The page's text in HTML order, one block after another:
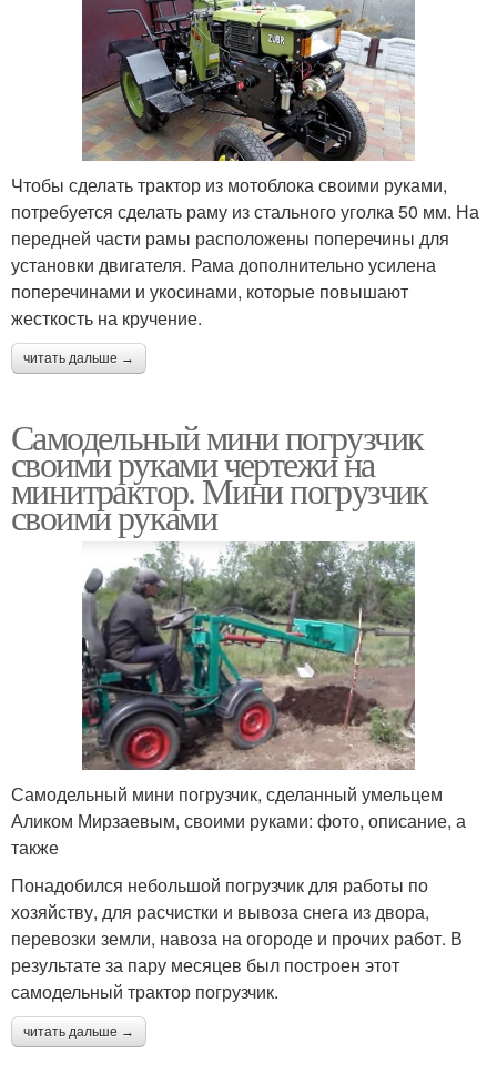
Чтобы сделать трактор из мотоблока своими руками,
потребуется сделать раму из стального уголка 50 мм. На
передней части рамы расположены поперечины для
установки двигателя. Рама дополнительно усилена
поперечинами и укосинами, которые повышают
жесткость на кручение.
читать дальше →
Самодельный мини погрузчик
своими руками чертежи на
минитрактор. Мини погрузчик
своими руками
Самодельный мини погрузчик, сделанный умельцем
Аликом Мирзаевым, своими руками: фото, описание, а
также
Понадобился небольшой погрузчик для работы по
хозяйству, для расчистки и вывоза снега из двора,
перевозки земли, навоза на огороде и прочих работ. В
результате за пару месяцев был построен этот
самодельный трактор погрузчик.
читать дальше →